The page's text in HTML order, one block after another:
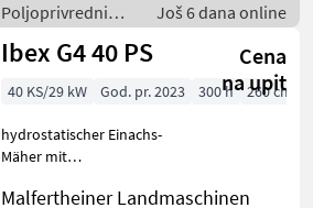
Poljoprivredni
motorni strojevi /
Motokultivatori i
Još 6 dana online
Ibex G4 40 PS
Cena
na upit
40 KS/29 kW God. pr. 2023 300 h 260 cm
hydrostatischer Einachs-
Mäher mit
Doppelmessermähwerk 2,
Malfertheiner Landmaschinen